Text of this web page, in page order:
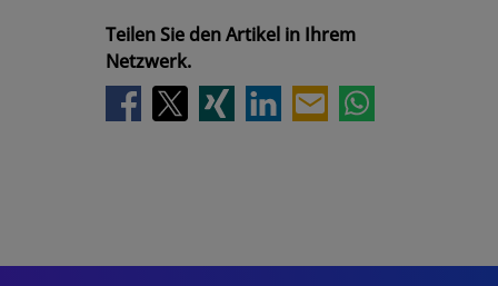
Teilen Sie den Artikel in Ihrem
Netzwerk.